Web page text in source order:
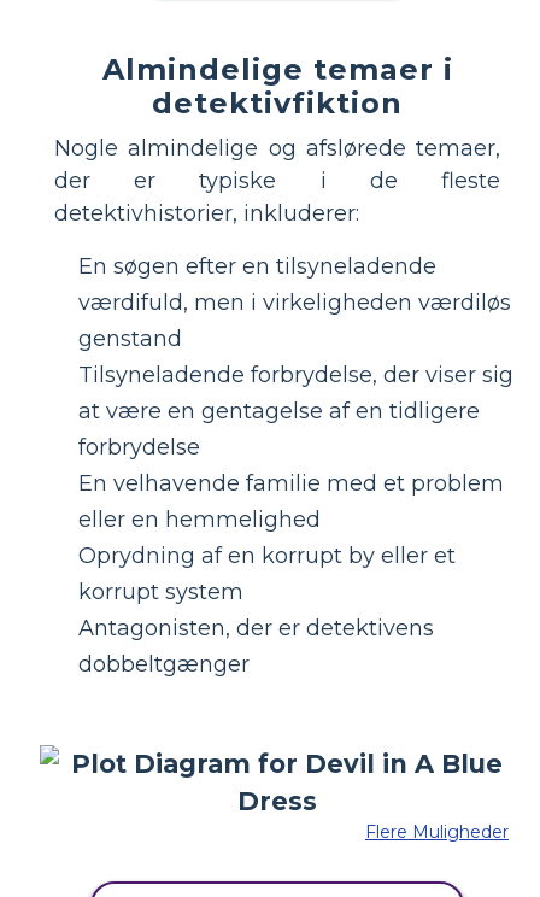
Almindelige temaer i
detektivfiktion
Nogle almindelige og afslørede temaer,
der er typiske i de fleste
detektivhistorier, inkluderer:
En søgen efter en tilsyneladende
værdifuld, men i virkeligheden værdiløs
genstand
Tilsyneladende forbrydelse, der viser sig
at være en gentagelse af en tidligere
forbrydelse
En velhavende familie med et problem
eller en hemmelighed
Oprydning af en korrupt by eller et
korrupt system
Antagonisten, der er detektivens
dobbeltgænger
Flere Muligheder